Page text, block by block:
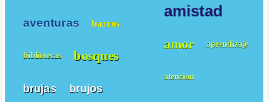
amistad
amor aprendizaje
atencion
aventuras barcos
bibliotecas bosques
brujas brujos